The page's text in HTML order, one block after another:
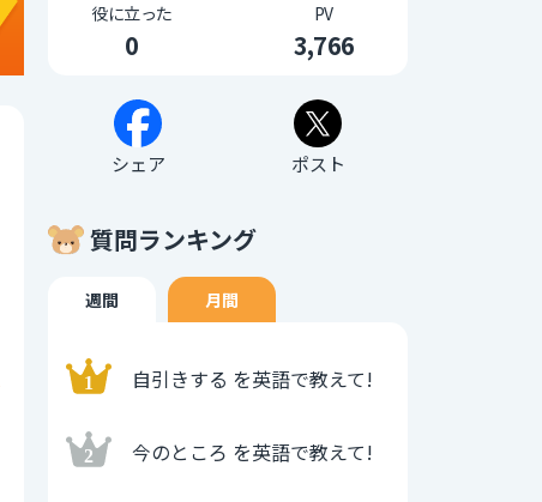
役に立った
0
PV
3,766
シェア ポスト
質問ランキング
週間 月間
自引きする を英語で教えて!
今のところ を英語で教えて!